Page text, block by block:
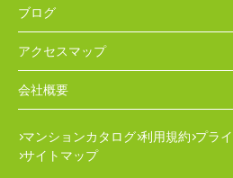
ブログ
アクセスマップ
会社概要
マンションカタログ 利用規約 プラ
サイトマップ